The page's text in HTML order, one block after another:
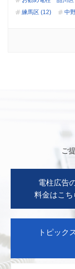
練馬区 (12)
中
ご
電柱広告
料金はこち
トピック